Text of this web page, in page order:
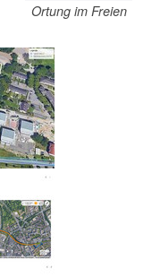
Ortung im Freien